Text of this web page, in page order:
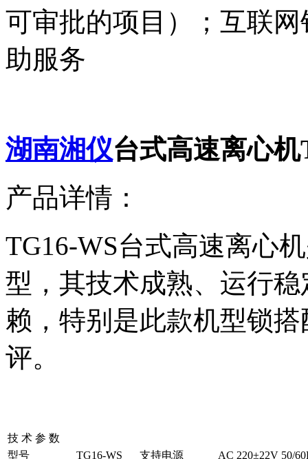
可审批的项目）；互联
助服务
湖南湘仪台式高速离心
产品详情：
TG16-WS台式高速离心
型，其技术成熟、运行
赖，特别是此款机型锁
评。
技 术 参 数
型号
TG16-WS 支持电源 AC 220±22V 50/